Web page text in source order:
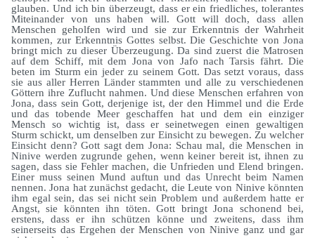
glauben. Und ich bin überzeugt, dass er ein friedliches, tolerantes
Miteinander von uns haben will. Gott will doch, dass allen
Menschen geholfen wird und sie zur Erkenntnis der Wahrheit
kommen, zur Erkenntnis Gottes selbst. Die Geschichte von Jona
bringt mich zu dieser Überzeugung. Da sind zuerst die Matrosen
auf dem Schiff, mit dem Jona von Jafo nach Tarsis fährt. Die
beten im Sturm ein jeder zu seinem Gott. Das setzt voraus, dass
sie aus aller Herren Länder stammten und alle zu verschiedenen
Göttern ihre Zuflucht nahmen. Und diese Menschen erfahren von
Jona, dass sein Gott, derjenige ist, der den Himmel und die Erde
und das tobende Meer geschaffen hat und dem ein einziger
Mensch so wichtig ist, dass er seinetwegen einen gewaltigen
Sturm schickt, um denselben zur Einsicht zu bewegen. Zu welcher
Einsicht denn? Gott sagt dem Jona: Schau mal, die Menschen in
Ninive werden zugrunde gehen, wenn keiner bereit ist, ihnen zu
sagen, dass sie Fehler machen, die Unfrieden und Elend bringen.
Einer muss seinen Mund auftun und das Unrecht beim Namen
nennen. Jona hat zunächst gedacht, die Leute von Ninive könnten
ihm egal sein, das sei nicht sein Problem und außerdem hatte er
Angst, sie könnten ihn töten. Gott bringt Jona schonend bei,
erstens, dass er ihn schützen könne und zweitens, dass ihm
seinerseits das Ergehen der Menschen von Ninive ganz und gar